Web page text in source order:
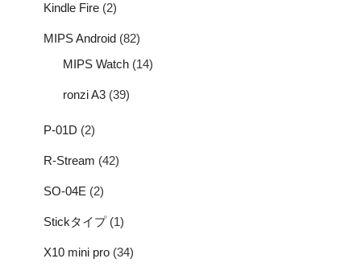
Kindle Fire (2)
MIPS Android (82)
MIPS Watch (14)
ronzi A3 (39)
P-01D (2)
R-Stream (42)
SO-04E (2)
Stickタイプ(1)
X10 mini pro (34)